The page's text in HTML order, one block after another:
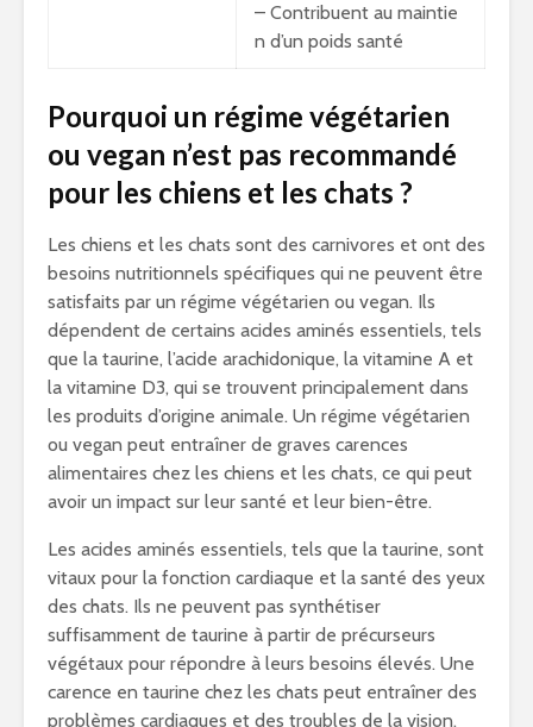
– Contribuent au maintie
n d’un poids santé
Pourquoi un régime végétarien
ou vegan n’est pas recommandé
pour les chiens et les chats ?
Les chiens et les chats sont des carnivores et ont des
besoins nutritionnels spécifiques qui ne peuvent être
satisfaits par un régime végétarien ou vegan. Ils
dépendent de certains acides aminés essentiels, tels
que la taurine, l’acide arachidonique, la vitamine A et
la vitamine D3, qui se trouvent principalement dans
les produits d’origine animale. Un régime végétarien
ou vegan peut entraîner de graves carences
alimentaires chez les chiens et les chats, ce qui peut
avoir un impact sur leur santé et leur bien-être.
Les acides aminés essentiels, tels que la taurine, sont
vitaux pour la fonction cardiaque et la santé des yeux
des chats. Ils ne peuvent pas synthétiser
suffisamment de taurine à partir de précurseurs
végétaux pour répondre à leurs besoins élevés. Une
carence en taurine chez les chats peut entraîner des
problèmes cardiaques et des troubles de la vision.